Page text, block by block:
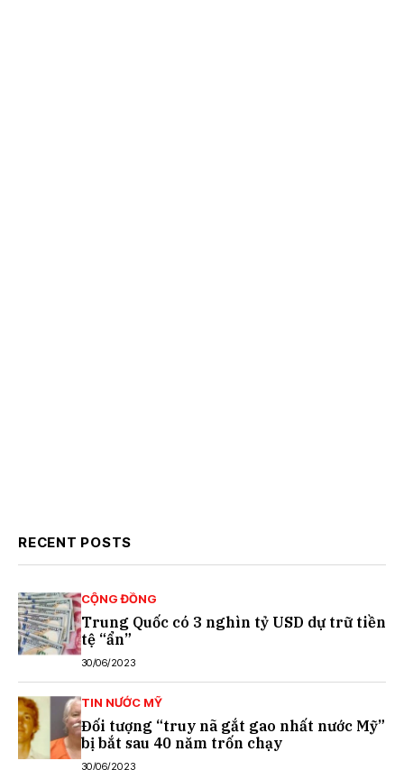
RECENT POSTS
CỘNG ĐỒNG
Trung Quốc có 3 nghìn tỷ USD dự trữ tiền
tệ “ẩn”
30/06/2023
TIN NƯỚC MỸ
Đối tượng “truy nã gắt gao nhất nước Mỹ”
bị bắt sau 40 năm trốn chạy
30/06/2023